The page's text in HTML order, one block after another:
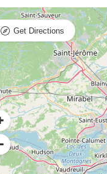
Get Directions